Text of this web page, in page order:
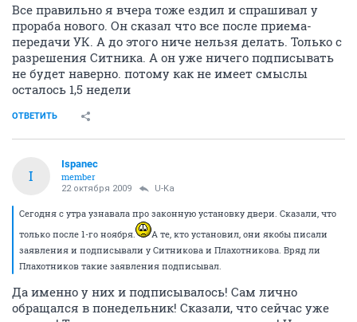
Все правильно я вчера тоже ездил и спрашивал у
прораба нового. Он сказал что все после приема-
передачи УК. А до этого ниче нельзя делать. Только с
разрешения Ситника. А он уже ничего подписывать
не будет наверно. потому как не имеет смыслы
осталось 1,5 недели
ОТВЕТИТЬ
I
Ispanec
member
22 октября 2009 U-Ka
Сегодня с утра узнавала про законную установку двери. Сказали, что
только после 1-го ноября.
А те, кто установил, они якобы писали
заявления и подписывали у Ситникова и Плахотникова. Вряд ли
Плахотников такие заявления подписывал.
Да именно у них и подписывалось! Сам лично
обращался в понедельник! Сказали, что сейчас уже